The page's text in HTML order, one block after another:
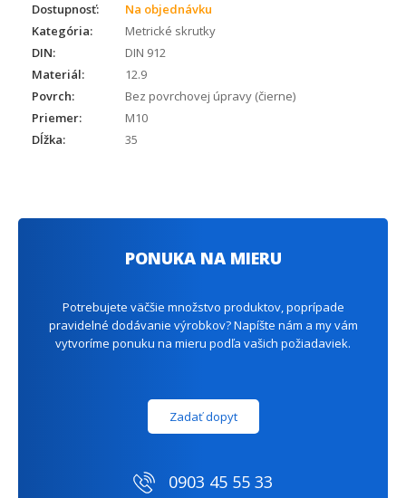
Dostupnosť:
Na objednávku
Kategória:
Metrické skrutky
DIN:
DIN 912
Materiál:
12.9
Povrch:
Bez povrchovej úpravy (čierne)
Priemer:
M10
Dĺžka:
35
PONUKA NA MIERU
Potrebujete väčšie množstvo produktov, poprípade
pravidelné dodávanie výrobkov? Napíšte nám a my vám
vytvoríme ponuku na mieru podľa vašich požiadaviek.
Zadať dopyt
0903 45 55 33